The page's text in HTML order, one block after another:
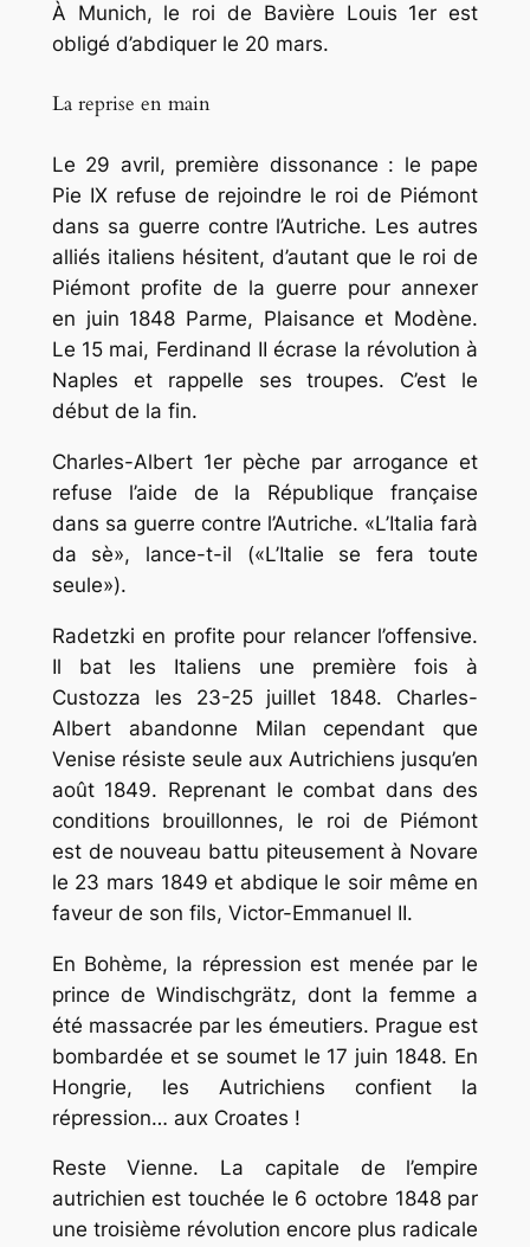
À Munich, le roi de Bavière Louis 1er est
obligé d’abdiquer le 20 mars.
La reprise en main
Le 29 avril, première dissonance : le pape
Pie IX refuse de rejoindre le roi de Piémont
dans sa guerre contre l’Autriche. Les autres
alliés italiens hésitent, d’autant que le roi de
Piémont profite de la guerre pour annexer
en juin 1848 Parme, Plaisance et Modène.
Le 15 mai, Ferdinand II écrase la révolution à
Naples et rappelle ses troupes. C’est le
début de la fin.
Charles-Albert 1er pèche par arrogance et
refuse l’aide de la République française
dans sa guerre contre l’Autriche. «L’Italia farà
da sè», lance-t-il («L’Italie se fera toute
seule»).
Radetzki en profite pour relancer l’offensive.
Il bat les Italiens une première fois à
Custozza les 23-25 juillet 1848. Charles-
Albert abandonne Milan cependant que
Venise résiste seule aux Autrichiens jusqu’en
août 1849. Reprenant le combat dans des
conditions brouillonnes, le roi de Piémont
est de nouveau battu piteusement à Novare
le 23 mars 1849 et abdique le soir même en
faveur de son fils, Victor-Emmanuel II.
En Bohème, la répression est menée par le
prince de Windischgrätz, dont la femme a
été massacrée par les émeutiers. Prague est
bombardée et se soumet le 17 juin 1848. En
Hongrie, les Autrichiens confient la
répression… aux Croates !
Reste Vienne. La capitale de l’empire
autrichien est touchée le 6 octobre 1848 par
une troisième révolution encore plus radicale